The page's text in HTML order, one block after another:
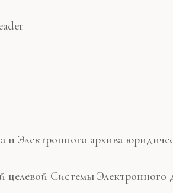
Электронного архива
Системы